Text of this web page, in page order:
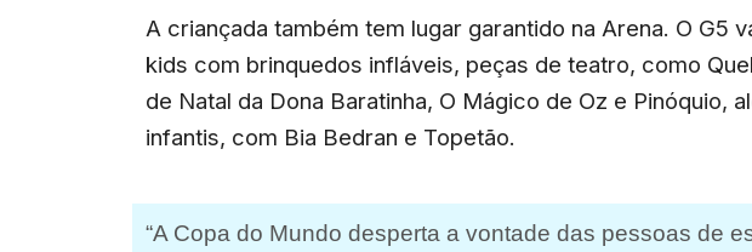
A criançada também tem lugar garantido na Arena. O G5
kids com brinquedos infláveis, peças de teatro, como
de Natal da Dona Baratinha, O Mágico de Oz e Pinóquio,
infantis, com Bia Bedran e Topetão.
“A Copa do Mundo desperta a vontade das pessoas de